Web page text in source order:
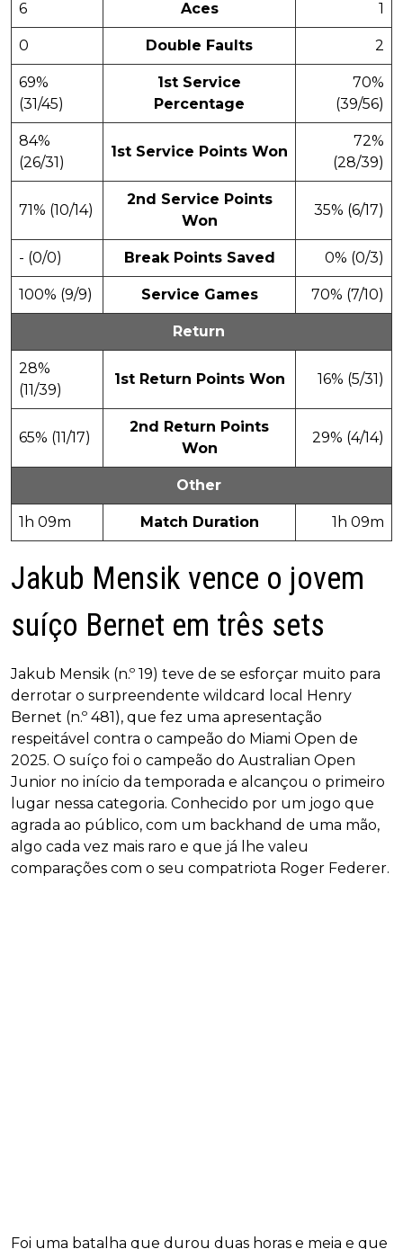
6 Aces 1
0 Double Faults 2
69%
(31/45)
1st Service
Percentage
70%
(39/56)
84%
(26/31)
1st Service Points Won
72%
(28/39)
71% (10/14)
2nd Service Points
Won
35% (6/17)
- (0/0) Break Points Saved 0% (0/3)
100% (9/9) Service Games 70% (7/10)
Return
28%
(11/39)
1st Return Points Won 16% (5/31)
65% (11/17)
2nd Return Points
Won
29% (4/14)
Other
1h 09m Match Duration 1h 09m
Jakub Mensik vence o jovem
suíço Bernet em três sets
Jakub Mensik (n.º 19) teve de se esforçar muito para
derrotar o surpreendente wildcard local Henry
Bernet (n.º 481), que fez uma apresentação
respeitável contra o campeão do Miami Open de
2025. O suíço foi o campeão do Australian Open
Junior no início da temporada e alcançou o primeiro
lugar nessa categoria. Conhecido por um jogo que
agrada ao público, com um backhand de uma mão,
algo cada vez mais raro e que já lhe valeu
comparações com o seu compatriota Roger Federer.
Foi uma batalha que durou duas horas e meia e que